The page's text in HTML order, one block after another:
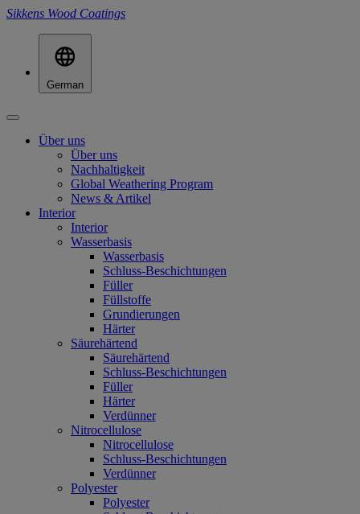
Sikkens Wood Coatings
German
Über uns
Über uns
Nachhaltigkeit
Global Weathering Program
News & Artikel
Interior
Interior
Wasserbasis
Wasserbasis
Schluss-Beschichtungen
Füller
Füllstoffe
Grundierungen
Härter
Säurehärtend
Säurehärtend
Schluss-Beschichtungen
Füller
Härter
Verdünner
Nitrocellulose
Nitrocellulose
Schluss-Beschichtungen
Verdünner
Polyester
Polyester